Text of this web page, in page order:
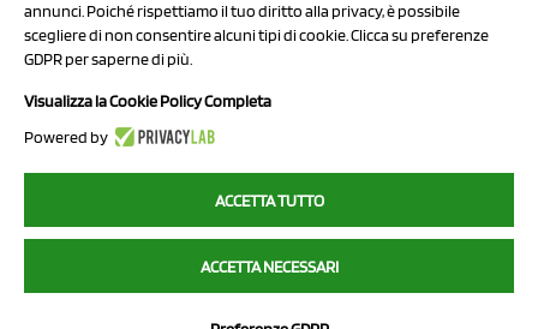
Chi Siamo
2023 NCX Drahorad srl - All rights reserved
myfruit.it è parte del network diNCX DRAHORAD
NCX Drahorad - Via Provinciale Vignola-Sassuolo 315/1 - 41057
annunci. Poiché rispettiamo il tuo diritto alla privacy, è possibile
scegliere di non consentire alcuni tipi di cookie. Clicca su preferenze
GDPR per saperne di più.
Visualizza la Cookie Policy Completa
Powered by
ACCETTA TUTTO
ACCETTA NECESSARI